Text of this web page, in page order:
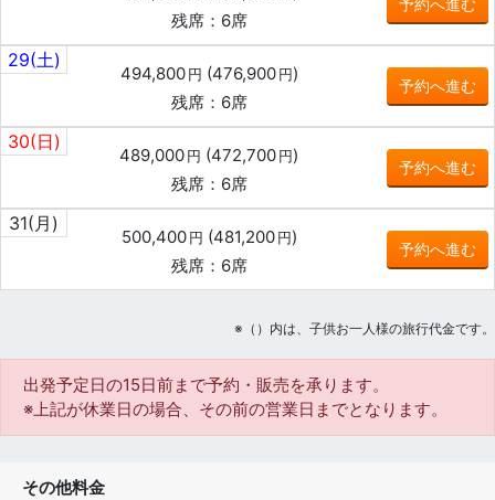
残席：6席
29(土)
494,800 円 (476,900 円)
残席：6席
予約へ進む
30(日)
489,000円 (472,700円)
残席：6席
予約へ進む
31(月)
500,400 円 (481,200 円)
残席：6席
予約へ進む
※（）内は、子供お一人様の旅行代金です。
出発予定日の15日前まで予約・販売を承ります。
※上記が休業日の場合、その前の営業日までとなります。
その他料金